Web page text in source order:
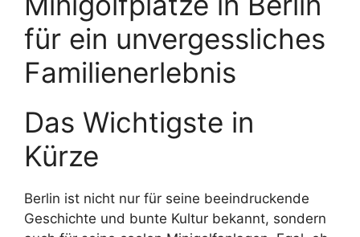
für ein unvergessliches
Familienerlebnis
Das Wichtigste in
Kürze
Berlin ist nicht nur für seine beeindruckende
Geschichte und bunte Kultur bekannt, sondern